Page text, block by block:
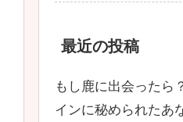
最近の投稿
もし鹿に出会ったら
インに秘められたあ